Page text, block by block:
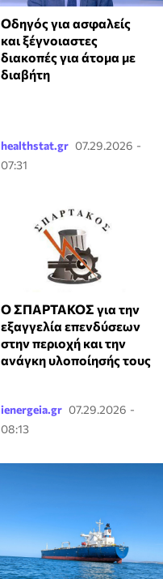
Οδηγός για ασφαλείς
και ξέγνοιαστες
διακοπές για άτομα με
διαβήτη
healthstat.gr 07.29.2026 -
07:31
Ο ΣΠΑΡΤΑΚΟΣ για την
εξαγγελία επενδύσεων
στην περιοχή και την
ανάγκη υλοποίησής τους
ienergeia.gr 07.29.2026 -
08:13